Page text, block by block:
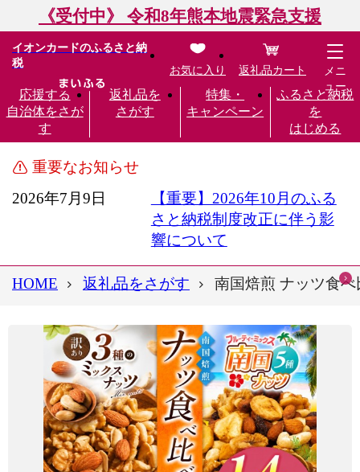
《受付中》 令和8年熊本地震緊急支援
イオンカードのふるさと納
税
応援する
自治体をさが
す
返礼品を
さがす
特集・
キャンペーン
ふるさと納税
を
はじめる
お気に入り 返礼品カート
メニ
ュー
重要なお知らせ
2026年7月9日
【重要】2026年10月のふる
さと納税制度改正に伴う影
響について
HOME 返礼品をさがす 南国焙煎 ナッツ食